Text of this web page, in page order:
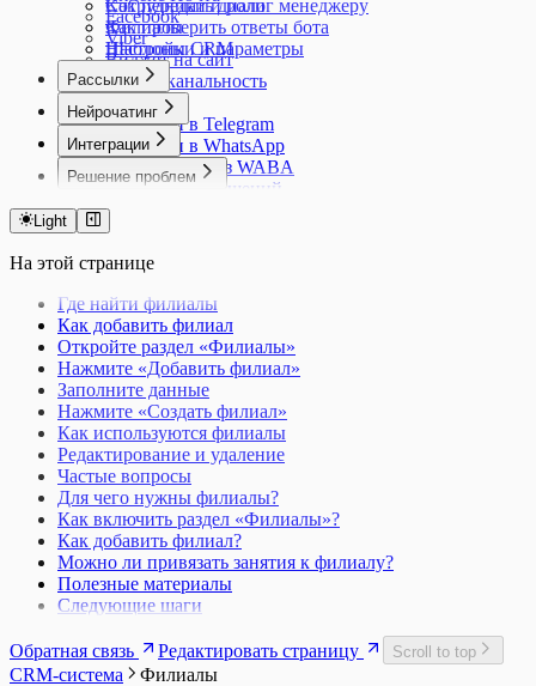
Как передать диалог менеджеру
Как проверить ответы бота
Настройки и параметры
Facebook
Viber
Виджет на сайт
Мультиканальность
Сотрудники и роли
Филиалы
Шаблоны CRM
Рассылки
Рассылки в Telegram
Рассылки в WhatsApp
Рассылки через WABA
Шаблоны сообщений
Шаблоны WABA
Аналитика рассылок
Нейрочатинг
Персоны
Миссии
Интеграции
AmoCRM
Битрикс24
Kommo
Решение проблем
Light
На этой странице
Где найти филиалы
Как добавить филиал
Откройте раздел «Филиалы»
Нажмите «Добавить филиал»
Заполните данные
Нажмите «Создать филиал»
Как используются филиалы
Редактирование и удаление
Частые вопросы
Для чего нужны филиалы?
Как включить раздел «Филиалы»?
Как добавить филиал?
Можно ли привязать занятия к филиалу?
Полезные материалы
Следующие шаги
Обратная связь Редактировать страницу Scroll to top
CRM-система Филиалы